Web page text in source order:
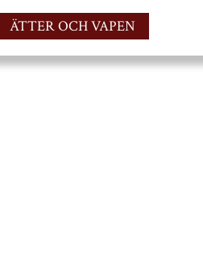
ÄTTER OCH VAPEN